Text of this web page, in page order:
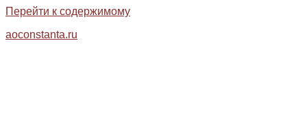
Перейти к содержимому
aoconstanta.ru